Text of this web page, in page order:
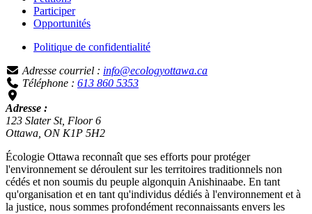
Participer
Opportunités
Politique de confidentialité
Adresse courriel : info@ecologyottawa.ca
Téléphone : 613 860 5353
Adresse :
123 Slater St, Floor 6
Ottawa, ON K1P 5H2
Écologie Ottawa reconnaît que ses efforts pour protéger
l'environnement se déroulent sur les territoires traditionnels non
cédés et non soumis du peuple algonquin Anishinaabe. En tant
qu'organisation et en tant qu'individus dédiés à l'environnement et à
la justice, nous sommes profondément reconnaissants envers les